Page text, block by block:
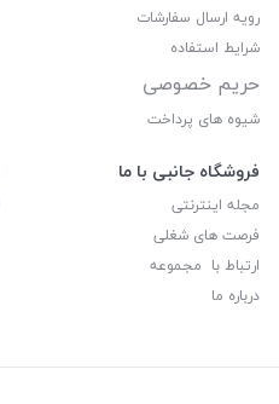
رویه ارسال سفارشات
شرایط استفاده
حریم خصوصی
شیوه های پرداخت
فروشگاه جانبی با ما
مجله اینترنتی
فرصت های شغلی
ارتباط با مجموعه
درباره ما